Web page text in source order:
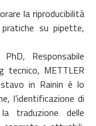
la riproducibilità
pratiche su pipette,
PhD, Responsabile
tecnico, METTLER
in Rainin è lo
l’identificazione di
traduzione delle